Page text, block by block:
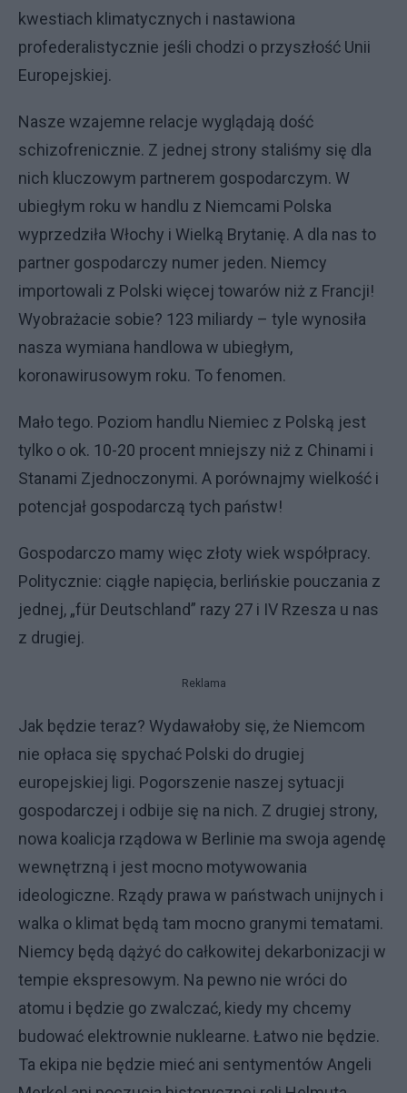
kwestiach klimatycznych i nastawiona
profederalistycznie jeśli chodzi o przyszłość Unii
Europejskiej.
Nasze wzajemne relacje wyglądają dość
schizofrenicznie. Z jednej strony staliśmy się dla
nich kluczowym partnerem gospodarczym. W
ubiegłym roku w handlu z Niemcami Polska
wyprzedziła Włochy i Wielką Brytanię. A dla nas to
partner gospodarczy numer jeden. Niemcy
importowali z Polski więcej towarów niż z Francji!
Wyobrażacie sobie? 123 miliardy – tyle wynosiła
nasza wymiana handlowa w ubiegłym,
koronawirusowym roku. To fenomen.
Mało tego. Poziom handlu Niemiec z Polską jest
tylko o ok. 10-20 procent mniejszy niż z Chinami i
Stanami Zjednoczonymi. A porównajmy wielkość i
potencjał gospodarczą tych państw!
Gospodarczo mamy więc złoty wiek współpracy.
Politycznie: ciągłe napięcia, berlińskie pouczania z
jednej, „für Deutschland” razy 27 i IV Rzesza u nas
z drugiej.
Reklama
Jak będzie teraz? Wydawałoby się, że Niemcom
nie opłaca się spychać Polski do drugiej
europejskiej ligi. Pogorszenie naszej sytuacji
gospodarczej i odbije się na nich. Z drugiej strony,
nowa koalicja rządowa w Berlinie ma swoja agendę
wewnętrzną i jest mocno motywowania
ideologiczne. Rządy prawa w państwach unijnych i
walka o klimat będą tam mocno granymi tematami.
Niemcy będą dążyć do całkowitej dekarbonizacji w
tempie ekspresowym. Na pewno nie wróci do
atomu i będzie go zwalczać, kiedy my chcemy
budować elektrownie nuklearne. Łatwo nie będzie.
Ta ekipa nie będzie mieć ani sentymentów Angeli